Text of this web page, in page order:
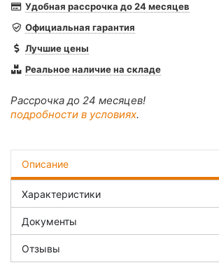
Удобная рассрочка до 24 месяцев
Официальная гарантия
Лучшие цены
Реальное наличие на складе
Рассрочка до 24 месяцев!
подробности в условиях.
Описание
Характеристики
Документы
Отзывы